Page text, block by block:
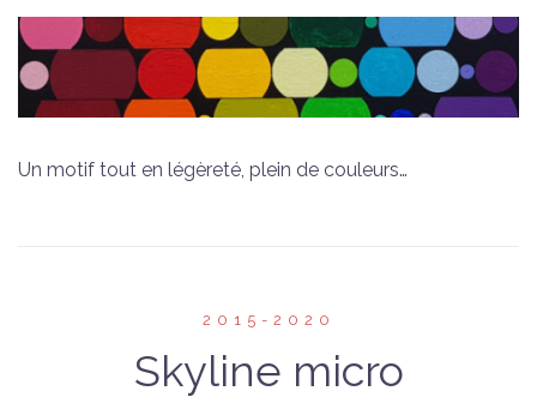
Un motif tout en légèreté, plein de couleurs…
2015-2020
Skyline micro